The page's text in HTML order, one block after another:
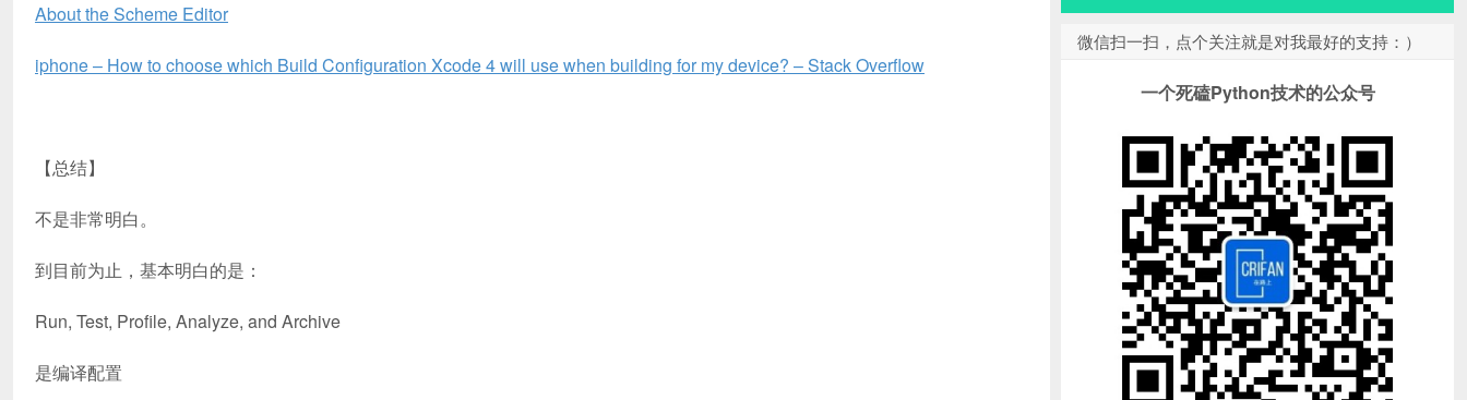
About the Scheme Editor
iphone – How to choose which Build Configuration Xcode 4 will use when building for my device? – Stack Overflow
【总结】
不是非常明白。
到目前为止，基本明白的是：
Run, Test, Profile, Analyze, and Archive
是编译配置
微信扫一扫，点个关注就是对我最好的支持：）
一个死磕Python技术的公众号